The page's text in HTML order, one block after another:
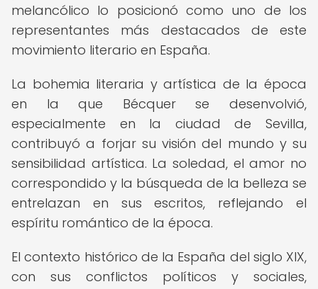
melancólico lo posicionó como uno de los
representantes más destacados de este
movimiento literario en España.
La bohemia literaria y artística de la época
en la que Bécquer se desenvolvió,
especialmente en la ciudad de Sevilla,
contribuyó a forjar su visión del mundo y su
sensibilidad artística. La soledad, el amor no
correspondido y la búsqueda de la belleza se
entrelazan en sus escritos, reflejando el
espíritu romántico de la época.
El contexto histórico de la España del siglo XIX,
con sus conflictos políticos y sociales,